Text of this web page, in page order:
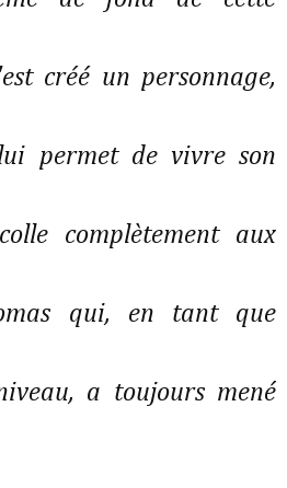
créé un personnage,
permet de vivre son
complètement aux
qui, en tant que
a toujours mené